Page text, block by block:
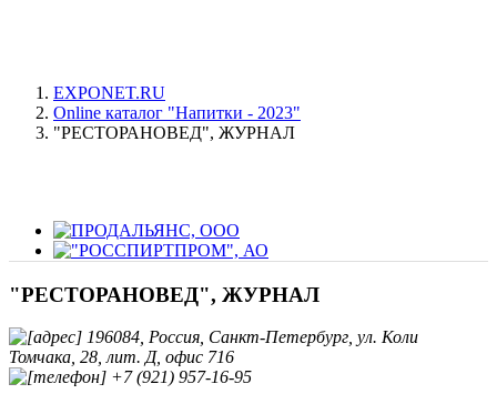
EXPONET.RU
Online каталог "Напитки - 2023"
"РЕСТОРАНОВЕД", ЖУРНАЛ
"РЕСТОРАНОВЕД", ЖУРНАЛ
196084, Россия, Санкт-Петербург, ул. Коли
Томчака, 28, лит. Д, офис 716
+7 (921) 957-16-95